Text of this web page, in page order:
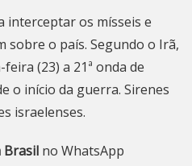
interceptar os mísseis e
sobre o país. Segundo o Irã,
(23) a 21ª onda de
o início da guerra. Sirenes
israelenses.
Brasil no WhatsApp